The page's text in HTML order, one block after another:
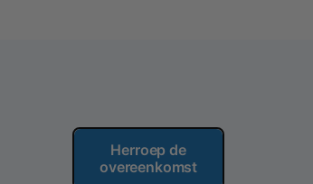
Herroep de
overeenkomst